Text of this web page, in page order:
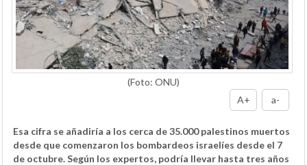
(Foto: ONU)
A+
a-
Esa cifra se añadiría a los cerca de 35.000 palestinos muertos
desde que comenzaron los bombardeos israelíes desde el 7
de octubre. Según los expertos, podría llevar hasta tres años